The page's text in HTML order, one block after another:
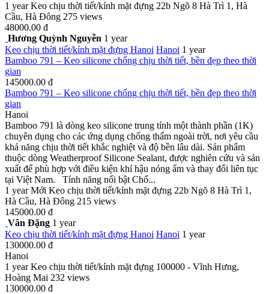
1 year Keo chịu thời tiết/kính mặt đựng 22b Ngõ 8 Hà Trì 1, Hà
Cầu, Hà Đông 275 views
48000.00 đ
Hương Quỳnh Nguyễn 1 year
Keo chịu thời tiết/kính mặt đựng Hanoi Hanoi 1 year
Bamboo 791 – Keo silicone chống chịu thời tiết, bền đẹp theo thời
gian
145000.00 đ
Bamboo 791 – Keo silicone chống chịu thời tiết, bền đẹp theo thời
gian
Hanoi
Bamboo 791 là dòng keo silicone trung tính một thành phần (1K)
chuyên dụng cho các ứng dụng chống thấm ngoài trời, nơi yêu cầu
khả năng chịu thời tiết khắc nghiệt và độ bền lâu dài. Sản phẩm
thuộc dòng Weatherproof Silicone Sealant, được nghiên cứu và sản
xuất để phù hợp với điều kiện khí hậu nóng ẩm và thay đổi liên tục
tại Việt Nam. Tính năng nổi bật Chố...
1 year Mới Keo chịu thời tiết/kính mặt đựng 22b Ngõ 8 Hà Trì 1,
Hà Cầu, Hà Đông 215 views
145000.00 đ
Vân Đặng 1 year
Keo chịu thời tiết/kính mặt đựng Hanoi Hanoi 1 year
130000.00 đ
Hanoi
1 year Keo chịu thời tiết/kính mặt đựng 100000 - Vĩnh Hưng,
Hoàng Mai 232 views
130000.00 đ